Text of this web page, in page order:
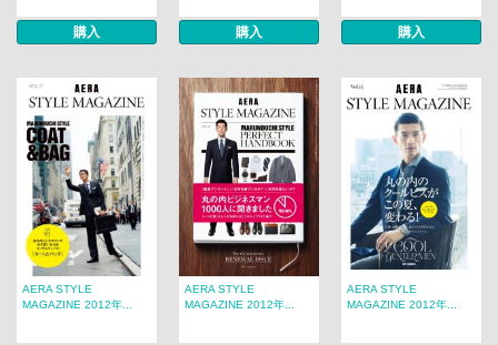
購入 購入 購入
AERA STYLE
MAGAZINE 2012年...
AERA STYLE
MAGAZINE 2012年...
AERA STYLE
MAGAZINE 2012年...